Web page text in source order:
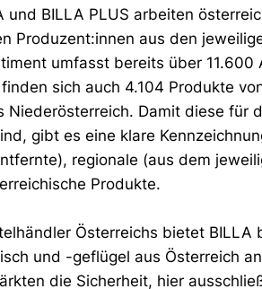
und BILLA PLUS arbeiten
Produzent:innen aus den
umfasst bereits über
sich auch 4.104 Produkte
Niederösterreich. Damit diese für
gibt es eine klare
regionale (aus dem
Produkte.
Österreichs bietet BILLA
und -geflügel aus Österreich
die Sicherheit, hier